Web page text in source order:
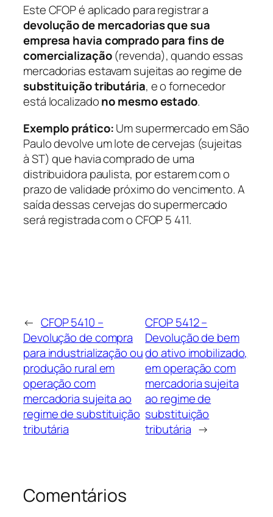
Este CFOP é aplicado para registrar a
devolução de mercadorias que sua
empresa havia comprado para fins de
comercialização(revenda), quando essas
mercadorias estavam sujeitas ao regime de
substituição tributária, e o fornecedor
está localizadono mesmo estado.
Exemplo prático:Um supermercado em São
Paulo devolve um lote de cervejas (sujeitas
à ST) que havia comprado de uma
distribuidora paulista, por estarem com o
prazo de validade próximo do vencimento. A
saída dessas cervejas do supermercado
será registrada com o CFOP 5 411.
← CFOP 5410 –
Devolução de compra
para industrialização ou
produção rural em
operação com
mercadoria sujeita ao
regime de substituição
tributária
CFOP 5412 –
Devolução de bem
do ativo imobilizado,
em operação com
mercadoria sujeita
ao regime de
substituição
tributária →
Comentários